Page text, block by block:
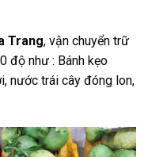
Trang, vận chuyển trữ
độ như : Bánh kẹo
nước trái cây đóng lon,